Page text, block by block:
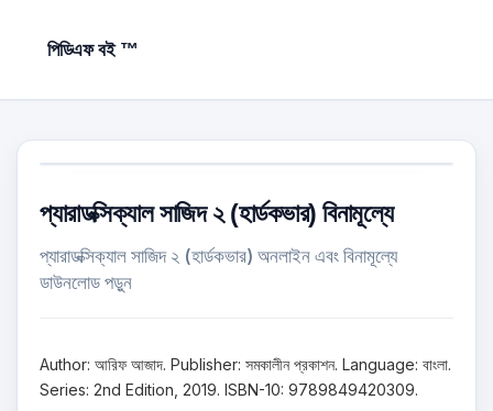
পিডিএফ বই ™
প্যারাডক্সিক্যাল সাজিদ ২ (হার্ডকভার) বিনামূল্যে
প্যারাডক্সিক্যাল সাজিদ ২ (হার্ডকভার) অনলাইন এবং বিনামূল্যে
ডাউনলোড পড়ুন
Author: আরিফ আজাদ. Publisher: সমকালীন প্রকাশন. Language: বাংলা.
Series: 2nd Edition, 2019. ISBN-10: 9789849420309.